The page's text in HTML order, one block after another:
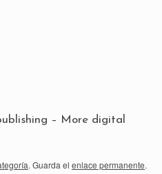
– More digital
. Guarda el enlace permanente.